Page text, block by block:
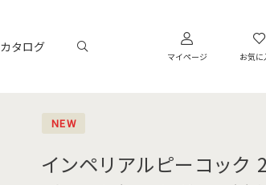
カタログ
マイページ お気に
NEW
インペリアルピーコック